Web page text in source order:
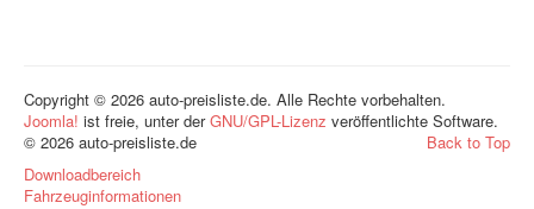
Copyright © 2026 auto-preisliste.de. Alle Rechte vorbehalten.
Joomla! ist freie, unter derGNU/GPL-Lizenz veröffentlichte Software.
Back to Top
© 2026 auto-preisliste.de
Downloadbereich
Fahrzeuginformationen